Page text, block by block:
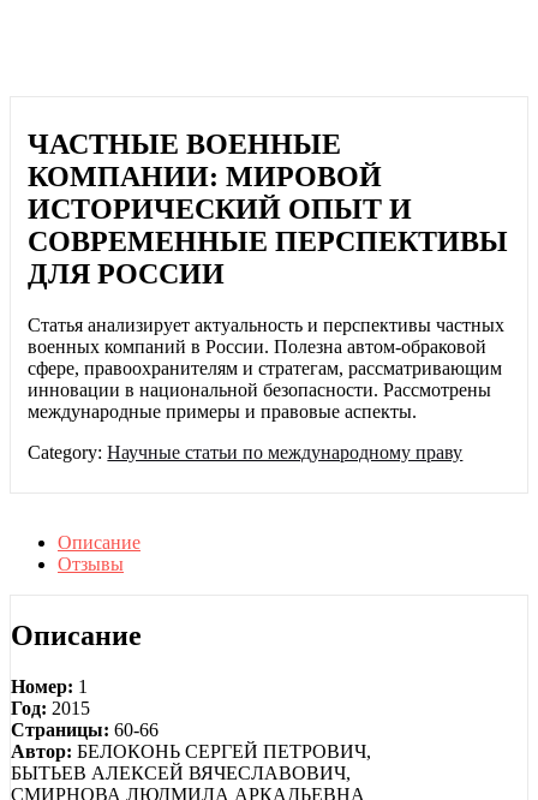
ЧАСТНЫЕ ВОЕННЫЕ
КОМПАНИИ: МИРОВОЙ
ИСТОРИЧЕСКИЙ ОПЫТ И
СОВРЕМЕННЫЕ ПЕРСПЕКТИВЫ
ДЛЯ РОССИИ
Статья анализирует актуальность и перспективы частных
военных компаний в России. Полезна автом-обраковой
сфере, правоохранителям и стратегам, рассматривающим
инновации в национальной безопасности. Рассмотрены
международные примеры и правовые аспекты.
Category:Научные статьи по международному праву
Описание
Отзывы
Описание
Номер: 1
Год: 2015
Страницы: 60-66
Автор: БЕЛОКОНЬ СЕРГЕЙ ПЕТРОВИЧ,
БЫТЬЕВ АЛЕКСЕЙ ВЯЧЕСЛАВОВИЧ,
СМИРНОВА ЛЮДМИЛА АРКАДЬЕВНА